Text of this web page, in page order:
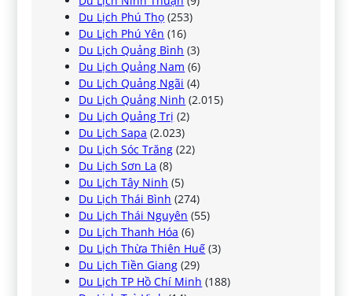
Du Lịch Phú Thọ (253)
Du Lịch Phú Yên (16)
Du Lịch Quảng Bình (3)
Du Lịch Quảng Nam (6)
Du Lịch Quảng Ngãi (4)
Du Lịch Quảng Ninh (2.015)
Du Lịch Quảng Trị (2)
Du Lịch Sapa (2.023)
Du Lịch Sóc Trăng (22)
Du Lịch Sơn La (8)
Du Lịch Tây Ninh (5)
Du Lịch Thái Bình (274)
Du Lịch Thái Nguyên (55)
Du Lịch Thanh Hóa (6)
Du Lịch Thừa Thiên Huế (3)
Du Lịch Tiền Giang (29)
Du Lịch TP Hồ Chí Minh (188)